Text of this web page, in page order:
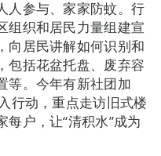
人参与、家家防蚊。行
组织和居民力量组建宣
向居民讲解如何识别和
包括花盆托盘、废弃容
等。今年有新社团加
行动，重点走访旧式楼
户，让“清积水”成为